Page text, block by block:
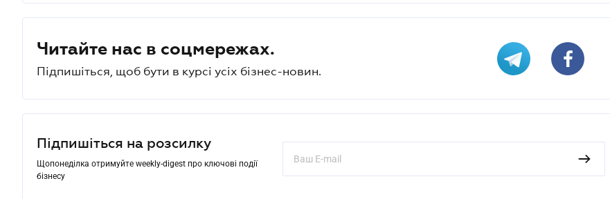
Читайте нас в соцмережах.
Підпишіться, щоб бути в курсі усіх бізнес-новин.
Підпишіться на розсилку
Щопонеділка отримуйте weekly-digest про ключові події
бізнесу